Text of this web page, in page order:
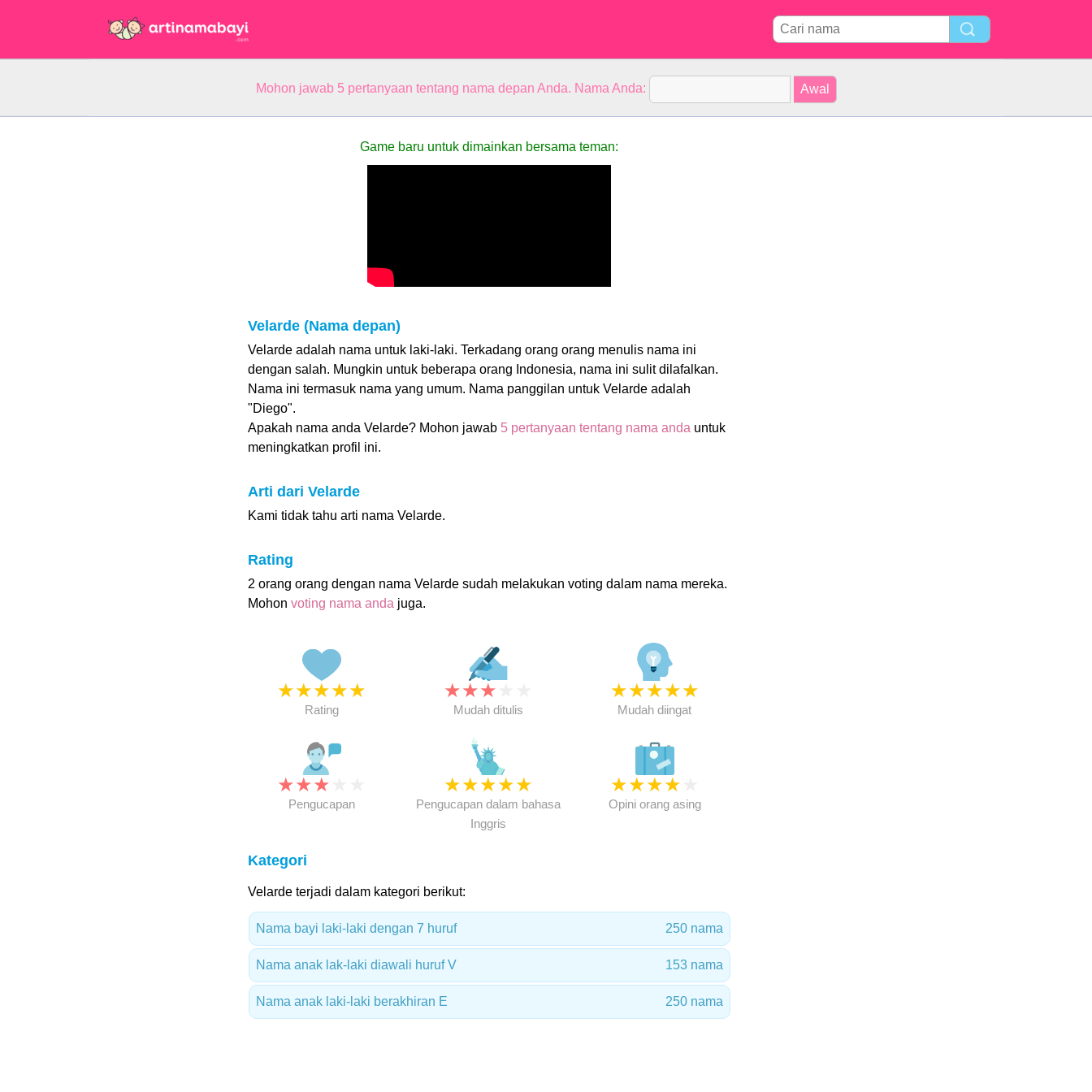
Mohon jawab 5 pertanyaan tentang nama depan Anda. Nama Anda:
Game baru untuk dimainkan bersama teman:
Velarde (Nama depan)
Velarde adalah nama untuk laki-laki. Terkadang orang orang menulis nama ini
dengan salah. Mungkin untuk beberapa orang Indonesia, nama ini sulit dilafalkan.
Nama ini termasuk nama yang umum. Nama panggilan untuk Velarde adalah
"Diego".
Apakah nama anda Velarde? Mohon jawab 5 pertanyaan tentang nama anda untuk
meningkatkan profil ini.
Arti dari Velarde
Kami tidak tahu arti nama Velarde.
Rating
2 orang orang dengan nama Velarde sudah melakukan voting dalam nama mereka.
Mohon voting nama anda juga.
★★★★★
Rating
★★★
Mudah ditulis
★★★★★
Mudah diingat
★★★
Pengucapan
★★★★★
Pengucapan dalam bahasa
Inggris
★★★★
Opini orang asing
Kategori
Velarde terjadi dalam kategori berikut:
Nama bayi laki-laki dengan 7 huruf 250 nama
Nama anak lak-laki diawali huruf V 153 nama
Nama anak laki-laki berakhiran E 250 nama